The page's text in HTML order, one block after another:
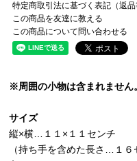
特定商取引法に基づく表記（返品
この商品を友達に教える
この商品について問い合わせる
※周囲の小物は含まれません
サイズ
縦×横…１１×１１センチ
（持ち手を含めた長さ…１６